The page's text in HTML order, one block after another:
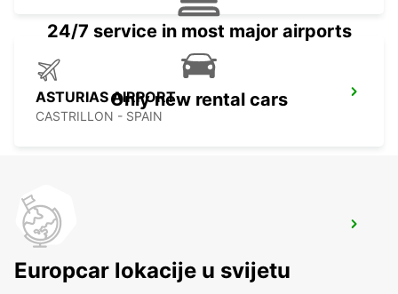
ASTURIAS AIRPORT
CASTRILLON - SPAIN
BRAGA
BRAGA - PORTUGAL
24/7 service in most major airports
Only new rental cars
Europcar lokacije u svijetu